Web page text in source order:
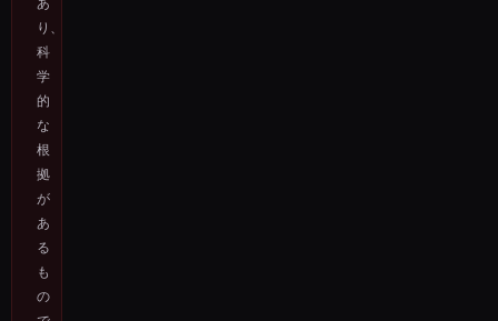
あ
り、
科
学
的
な
根
拠
が
あ
る
も
の